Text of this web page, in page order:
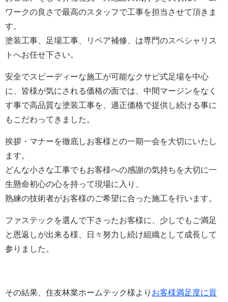
ワークの良さで最高のスタッフで工事を担当させて頂きま
す。
塗装工事、足場工事、リペア補修、は専門のスペシャリス
トへお任せ下さい。
安全でスピーディーな施工が可能なクサビ式足場を中心
に、皆様が気にされる価格の面では、中間マージンをなく
す事で高品質な塗装工事を、適正価格で提供し続ける事に
もこだわってきました。
挨拶・マナーを徹底しお客様との一期一会を大切にいたし
ます。
どんな小さな工事でもお客様への感謝の気持ちを大切に一
生懸命初心の心を持って現場に入り、
熟練の技術者がお客様のご希望に合った施工を行います。
ファステックを選んで下さったお客様に、少しでもご満足
と恩返しが出来る様、日々努力し続け組織として成長して
参りました。
その結果、 住友林業ホームテック様より お客様満足度に貢